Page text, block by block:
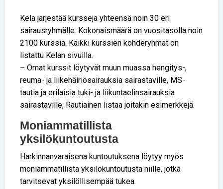
Kela järjestää kursseja yhteensä noin 30 eri
sairausryhmälle. Kokonaismäärä on vuositasolla noin
2100 kurssia. Kaikki kurssien kohderyhmät on
listattu Kelan sivuilla.
– Omat kurssit löytyvät muun muassa hengitys-,
reuma- ja liikehäiriösairauksia sairastaville, MS-
tautia ja erilaisia tuki- ja liikuntaelinsairauksia
sairastaville, Rautiainen listaa joitakin esimerkkejä.
Moniammatillista
yksilökuntoutusta
Harkinnanvaraisena kuntoutuksena löytyy myös
moniammatillista yksilökuntoutusta niille, jotka
tarvitsevat yksilöllisempää tukea.